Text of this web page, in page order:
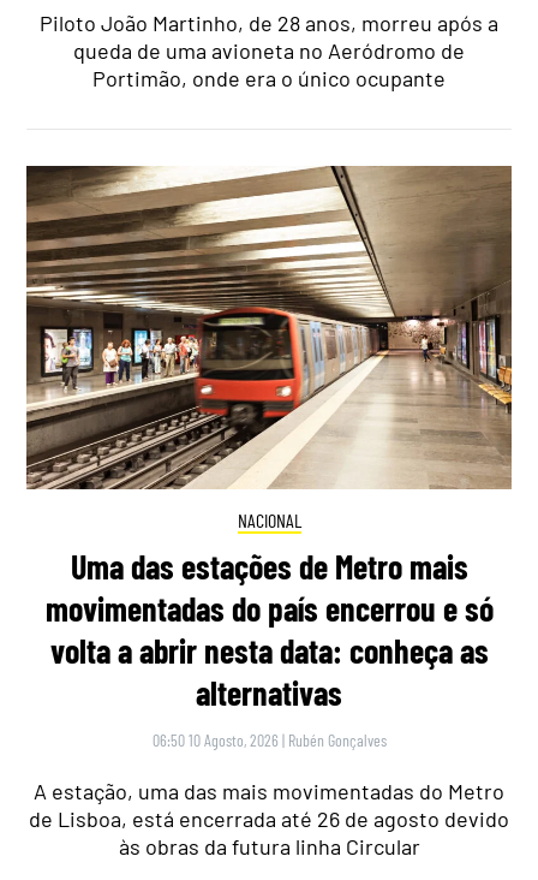
Piloto João Martinho, de 28 anos, morreu após a
queda de uma avioneta no Aeródromo de
Portimão, onde era o único ocupante
NACIONAL
Uma das estações de Metro mais
movimentadas do país encerrou e só
volta a abrir nesta data: conheça as
alternativas
06:50 10 Agosto, 2026 | Rubén Gonçalves
A estação, uma das mais movimentadas do Metro
de Lisboa, está encerrada até 26 de agosto devido
às obras da futura linha Circular